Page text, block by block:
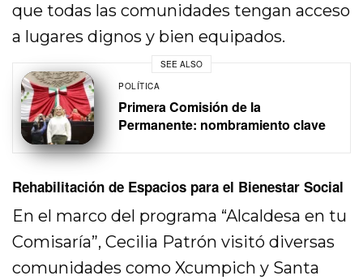
que todas las comunidades tengan acceso
a lugares dignos y bien equipados.
SEE ALSO
POLÍTICA
Primera Comisión de la
Permanente: nombramiento clave
Rehabilitación de Espacios para el Bienestar Social
En el marco del programa “Alcaldesa en tu
Comisaría”, Cecilia Patrón visitó diversas
comunidades como Xcumpich y Santa